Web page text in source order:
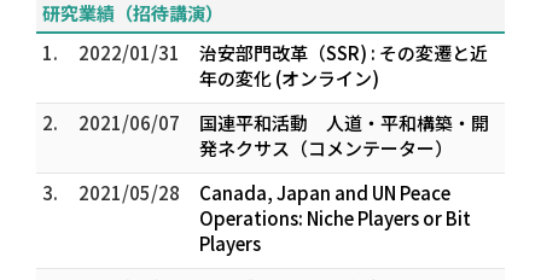
研究業績（招待講演）
1.
2022/01/31
治安部門改革（SSR) : その変遷と近
年の変化 (オンライン)
2.
2021/06/07
国連平和活動 人道・平和構築・開
発ネクサス（コメンテーター）
3.
2021/05/28
Canada, Japan and UN Peace
Operations: Niche Players or Bit
Players